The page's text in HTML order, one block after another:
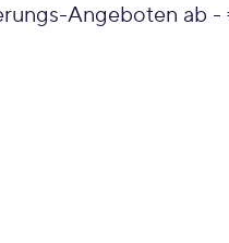
Angeboten ab